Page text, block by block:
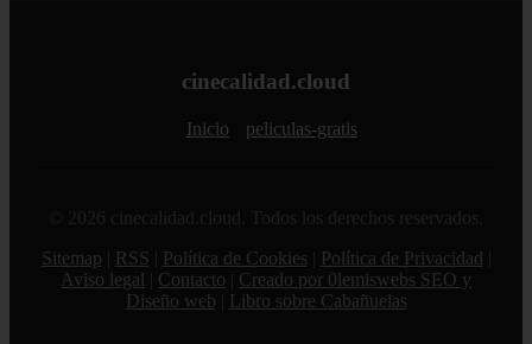
cinecalidad.cloud
Inicio peliculas-gratis
© 2026 cinecalidad.cloud. Todos los derechos reservados.
Sitemap
RSS Política de Cookies Política de Privacidad
Aviso legal
Contacto
Creado por 0lemiswebs SEO y
Diseño web
Libro sobre Cabañuelas